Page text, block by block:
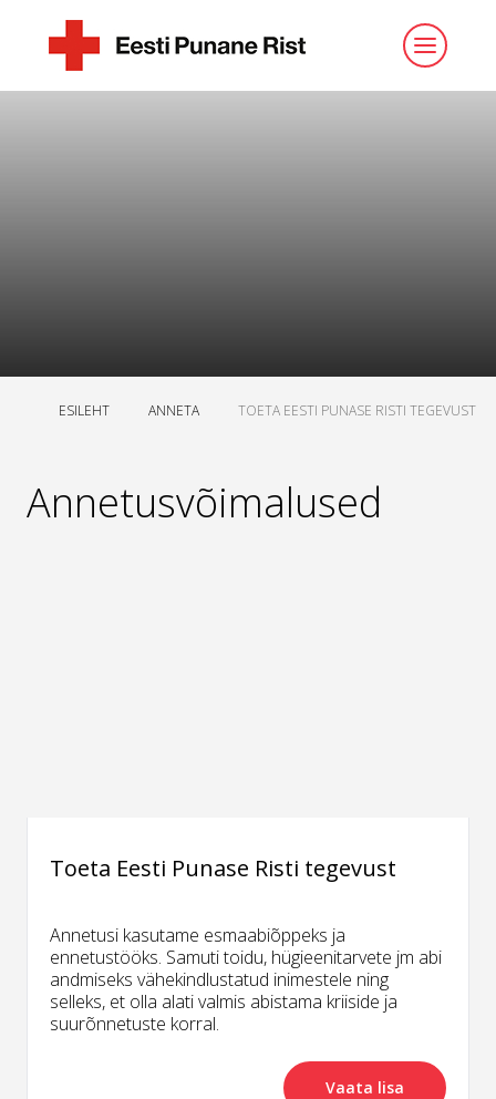
ESILEHT ANNETA TOETA EESTI PUNASE RISTI TEGEVUST
Annetusvõimalused
Toeta Eesti Punase Risti tegevust
Annetusi kasutame esmaabiõppeks ja
ennetustööks. Samuti toidu, hügieenitarvete jm abi
andmiseks vähekindlustatud inimestele ning
selleks, et olla alati valmis abistama kriiside ja
suurõnnetuste korral.
Vaata lisa